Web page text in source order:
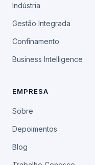
Indústria
Gestão Integrada
Confinamento
Business Intelligence
EMPRESA
Sobre
Depoimentos
Blog